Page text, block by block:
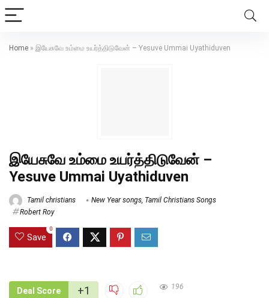
Home » இயேசுவே உம்மை உயர்த்திடுவேன் – Yesuve Ummai Uyathiduven
இயேசுவே உம்மை உயர்த்திடுவேன் –
Yesuve Ummai Uyathiduven
Tamil christians New Year songs, Tamil Christians Songs
Robert Roy
Save
0
Deal Score +1 196